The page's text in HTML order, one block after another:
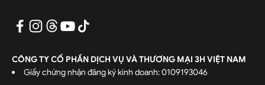
CÔNG TY CỔ PHẦN DỊCH VỤ VÀ THƯƠNG MẠI 3H VIỆT NAM
Giấy chứng nhận đăng ký kinh doanh: 0109193046